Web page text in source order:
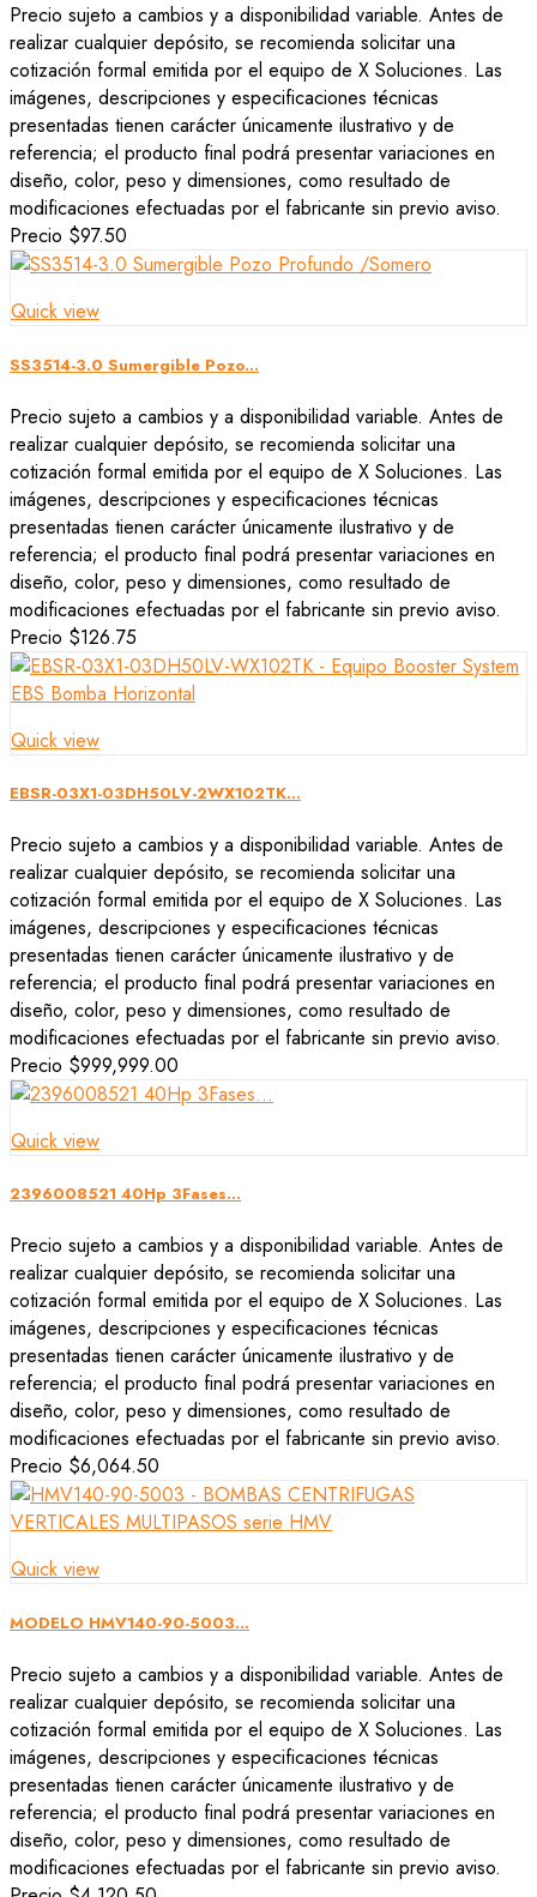
Precio sujeto a cambios y a disponibilidad variable. Antes de
realizar cualquier depósito, se recomienda solicitar una
cotización formal emitida por el equipo de X Soluciones. Las
imágenes, descripciones y especificaciones técnicas
presentadas tienen carácter únicamente ilustrativo y de
referencia; el producto final podrá presentar variaciones en
diseño, color, peso y dimensiones, como resultado de
modificaciones efectuadas por el fabricante sin previo aviso.
Precio $97.50
Quick view
SS3514-3.0 Sumergible Pozo...
Precio sujeto a cambios y a disponibilidad variable. Antes de
realizar cualquier depósito, se recomienda solicitar una
cotización formal emitida por el equipo de X Soluciones. Las
imágenes, descripciones y especificaciones técnicas
presentadas tienen carácter únicamente ilustrativo y de
referencia; el producto final podrá presentar variaciones en
diseño, color, peso y dimensiones, como resultado de
modificaciones efectuadas por el fabricante sin previo aviso.
Precio $126.75
Quick view
EBSR-03X1-03DH50LV-2WX102TK...
Precio sujeto a cambios y a disponibilidad variable. Antes de
realizar cualquier depósito, se recomienda solicitar una
cotización formal emitida por el equipo de X Soluciones. Las
imágenes, descripciones y especificaciones técnicas
presentadas tienen carácter únicamente ilustrativo y de
referencia; el producto final podrá presentar variaciones en
diseño, color, peso y dimensiones, como resultado de
modificaciones efectuadas por el fabricante sin previo aviso.
Precio $999,999.00
Quick view
2396008521 40Hp 3Fases...
Precio sujeto a cambios y a disponibilidad variable. Antes de
realizar cualquier depósito, se recomienda solicitar una
cotización formal emitida por el equipo de X Soluciones. Las
imágenes, descripciones y especificaciones técnicas
presentadas tienen carácter únicamente ilustrativo y de
referencia; el producto final podrá presentar variaciones en
diseño, color, peso y dimensiones, como resultado de
modificaciones efectuadas por el fabricante sin previo aviso.
Precio $6,064.50
Quick view
MODELO HMV140-90-5003...
Precio sujeto a cambios y a disponibilidad variable. Antes de
realizar cualquier depósito, se recomienda solicitar una
cotización formal emitida por el equipo de X Soluciones. Las
imágenes, descripciones y especificaciones técnicas
presentadas tienen carácter únicamente ilustrativo y de
referencia; el producto final podrá presentar variaciones en
diseño, color, peso y dimensiones, como resultado de
modificaciones efectuadas por el fabricante sin previo aviso.